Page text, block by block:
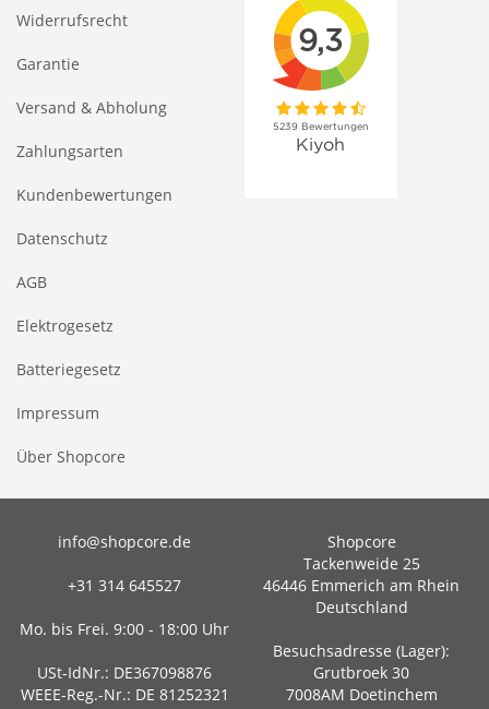
Widerrufsrecht
Garantie
Versand & Abholung
Zahlungsarten
Kundenbewertungen
Datenschutz
AGB
Elektrogesetz
Batteriegesetz
Impressum
Über Shopcore
info@shopcore.de
+31 314 645527
Mo. bis Frei. 9:00 - 18:00 Uhr
USt-IdNr.: DE367098876
WEEE-Reg.-Nr.: DE 81252321
Shopcore
Tackenweide 25
46446 Emmerich am Rhein
Deutschland
Besuchsadresse (Lager):
Grutbroek 30
7008AM Doetinchem